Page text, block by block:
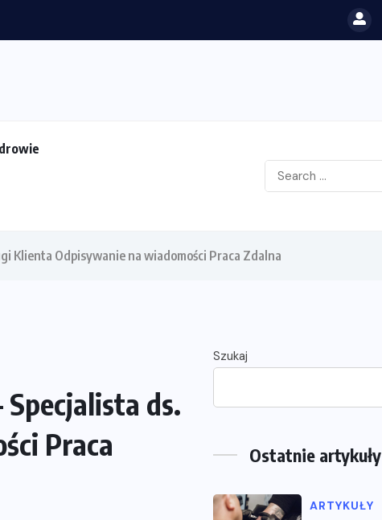
Klienta Odpisywanie na wiadomości Praca Zdalna
ds.
Praca
Szukaj
Ostatnie artykuły
ARTYKUŁY